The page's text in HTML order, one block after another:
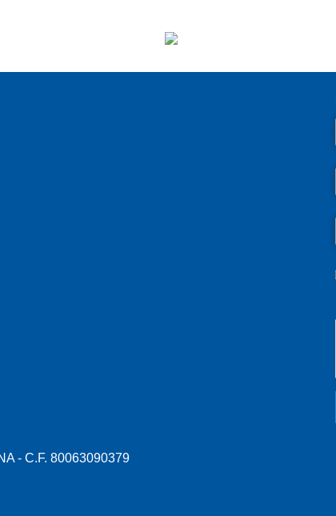
- C.F. 80063090379